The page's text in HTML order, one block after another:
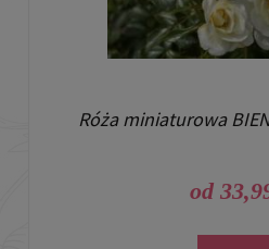
Róża miniaturowa
od